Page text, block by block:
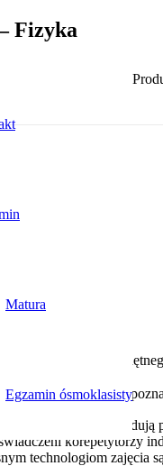
Matura
Egzamin ósmoklasisty
Fizyka
okazja dla każdego
sposób na
wsparcia w nauce,
korepetytorzy
technologiom zajęcia